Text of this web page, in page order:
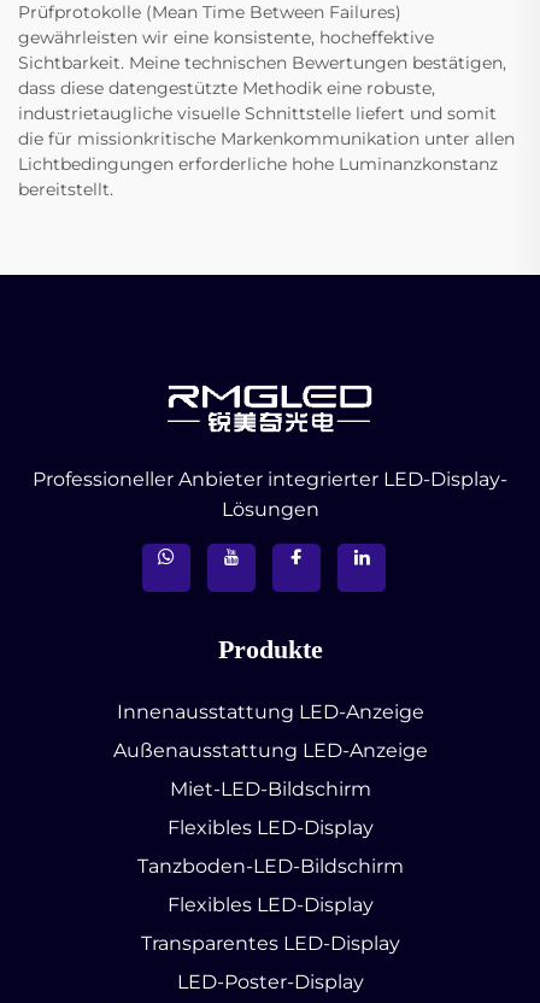
Prüfprotokolle (Mean Time Between Failures)
gewährleisten wir eine konsistente, hocheffektive
Sichtbarkeit. Meine technischen Bewertungen bestätigen,
dass diese datengestützte Methodik eine robuste,
industrietaugliche visuelle Schnittstelle liefert und somit
die für missionkritische Markenkommunikation unter allen
Lichtbedingungen erforderliche hohe Luminanzkonstanz
bereitstellt.
Professioneller Anbieter integrierter LED-Display-
Lösungen
Produkte
Innenausstattung LED-Anzeige
Außenausstattung LED-Anzeige
Miet-LED-Bildschirm
Flexibles LED-Display
Tanzboden-LED-Bildschirm
Flexibles LED-Display
Transparentes LED-Display
LED-Poster-Display